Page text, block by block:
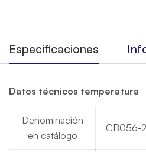
Especificaciones
Datos técnicos temperatura
Denominación
en catálogo
CB056-